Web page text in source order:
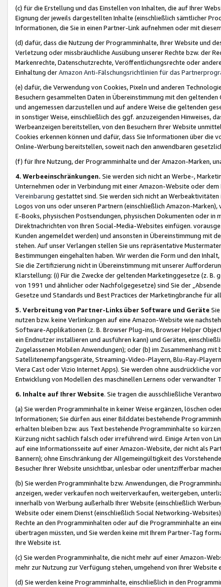
(c) für die Erstellung und das Einstellen von Inhalten, die auf Ihrer
Eignung der jeweils dargestellten Inhalte (einschließlich sämtlicher
Informationen, die Sie in einen Partner-Link aufnehmen oder mit
(d) dafür, dass die Nutzung der Programminhalte, Ihrer Website und
Verletzung oder missbräuchliche Ausübung unserer Rechte bzw. der
Markenrechte, Datenschutzrechte, Veröffentlichungsrechte oder
Einhaltung derAmazon Anti-Fälschungsrichtlinien für das
(e) dafür, die Verwendung von Cookies, Pixeln und anderen
Besuchern gesammelten Daten in Übereinstimmung mit den
und angemessen darzustellen und auf andere Weise die geltenden
in sonstiger Weise, einschließlich des ggf. anzuzeigenden Hinweises,
Werbeanzeigen bereitstellen, von den Besuchern Ihrer Website
Cookies erkennen können und dafür, dass Sie Informationen über die
Online-Werbung bereitstellen, soweit nach den anwendbaren
(f) für Ihre Nutzung, der Programminhalte und der Amazon-Marken,
4. Werbeeinschränkungen. Sie werden sich nicht an Werbe-,
Unternehmen oder in Verbindung mit einer Amazon-Website oder
Vereinbarung gestattet sind. Sie werden sich nicht an
Logos von uns oder unseren Partnern (einschließlich Amazon-
E-Books, physischen Postsendungen, physischen Dokumenten oder in
Direktnachrichten von Ihren Social-Media-Websites einfügen.
Kunden angemeldet werden) und ansonsten in Übereinstimmung mit
stehen. Auf unser Verlangen stellen Sie uns repräsentative
Bestimmungen eingehalten haben. Wir werden die Form und den
Sie die Zertifizierung nicht in Übereinstimmung mit unserer
Klarstellung: (i) Für die Zwecke der geltenden Marketinggesetze (z. B.
von 1991 und ähnlicher oder Nachfolgegesetze) sind Sie der
Gesetze und Standards und Best Practices der Marketingbranche für
5. Verbreitung von Partner-Links über Software und Geräte
nutzen bzw. keine Verlinkungen auf eine Amazon-Website wie
Software-Applikationen (z. B. Browser Plug-ins, Browser Helper
ein Endnutzer installieren und ausführen kann) und Geräten,
Zugelassenen Mobilen Anwendungen); oder (b) im Zusammenhang
Satellitenempfangsgeräte, Streaming-Video-Playern, Blu-Ray-
Viera Cast oder Vizio Internet Apps). Sie werden ohne ausdrückliche
Entwicklung von Modellen des maschinellen Lernens oder
6. Inhalte auf Ihrer Website. Sie tragen die ausschließliche
(a) Sie werden Programminhalte in keiner Weise ergänzen, löschen
Informationen; Sie dürfen aus einer Bilddatei bestehende
erhalten bleiben bzw. aus Text bestehende Programminhalte so
Kürzung nicht sachlich falsch oder irreführend wird. Einige Arten von
auf eine Informationsseite auf einer Amazon-Website, der nicht als
Bannern); ohne Einschränkung der Allgemeingültigkeit des
Besucher Ihrer Website unsichtbar, unlesbar oder unentzifferbar
(b) Sie werden Programminhalte bzw. Anwendungen, die
anzeigen, weder verkaufen noch weiterverkaufen, weitergeben,
innerhalb von Werbung außerhalb Ihrer Website (einschließlich
Website oder einem Dienst (einschließlich Social Networking-
Rechte an den Programminhalten oder auf die Programminhalte an
übertragen müssten, und Sie werden keine mit Ihrem Partner-Tag
Ihre Website ist.
(c) Sie werden Programminhalte, die nicht mehr auf einer Amazon-
mehr zur Nutzung zur Verfügung stehen, umgehend von Ihrer
(d) Sie werden keine Programminhalte, einschließlich in den